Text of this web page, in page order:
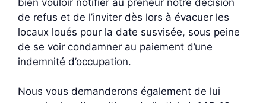
de refus et de l’inviter dès lors à évacuer les
locaux loués pour la date susvisée, sous peine
de se voir condamner au paiement d’une
indemnité d’occupation.
Nous vous demanderons également de lui